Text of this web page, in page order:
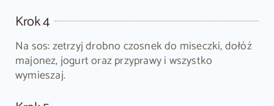
Krok 4
Na sos: zetrzyj drobno czosnek do miseczki, dołóż
majonez, jogurt oraz przyprawy i wszystko
wymieszaj.